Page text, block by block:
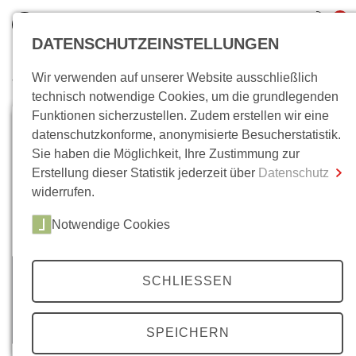
inkl. MwSt.
0,00 €
Zum Warenkorb Zur Kasse
Wo bin ich?
DATENSCHUTZEINSTELLUNGEN
Wir verwenden auf unserer Website ausschließlich
technisch notwendige Cookies, um die grundlegenden
Funktionen sicherzustellen. Zudem erstellen wir eine
datenschutzkonforme, anonymisierte Besucherstatistik.
Sie haben die Möglichkeit, Ihre Zustimmung zur
Erstellung dieser Statistik jederzeit über Datenschutz
widerrufen.
Notwendige Cookies
SCHLIESSEN
SPEICHERN